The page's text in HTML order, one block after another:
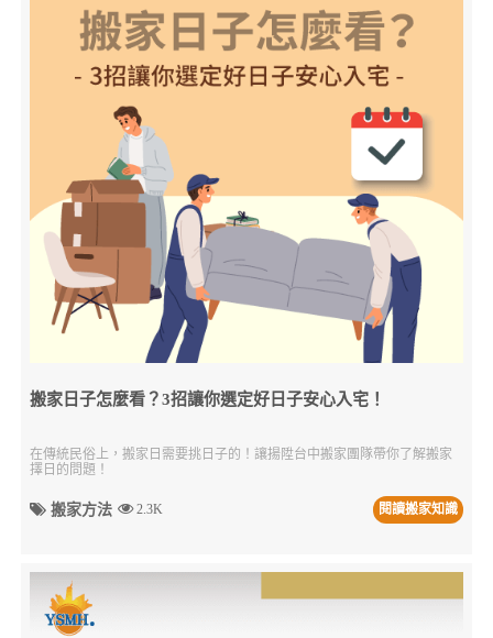
搬家日子怎麼看？3招讓你選定好日子安心入宅！
在傳統民俗上，搬家日需要挑日子的！讓揚陞台中搬家團隊帶你了解搬家
擇日的問題！
搬家方法 2.3K 閱讀搬家知識